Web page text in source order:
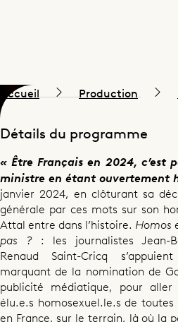
Accueil Production
Détails du programme
« Être Français en 2024, c’est
ministre en étant ouvertement
janvier 2024, en clôturant sa
générale par ces mots sur son
Attal entre dans l’histoire. Homos
pas ? : les journalistes Jean-
Renaud Saint-Cricq
marquant de la nomination de
publicité médiatique, pour
élu.e.s homosexuel.le.s de
en France, sur le terrain, là où la